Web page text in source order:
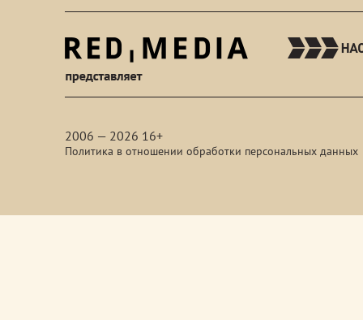
2006 — 2026 16+
Политика в отношении обработки персональных данных